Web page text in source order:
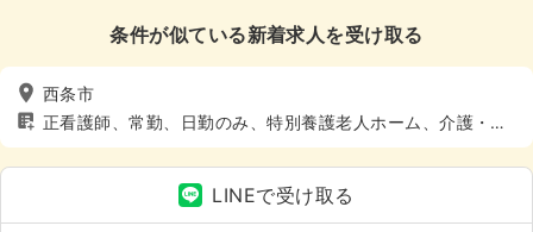
条件が似ている新着求人を受け取る
西条市
正看護師、常勤、日勤のみ、特別養護老人ホーム、介護・福
祉系、4週8休以上
LINEで受け取る